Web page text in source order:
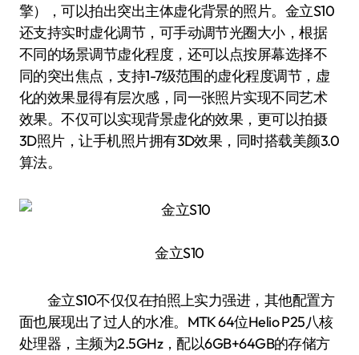
擎），可以拍出突出主体虚化背景的照片。金立S10
还支持实时虚化调节，可手动调节光圈大小，根据
不同的场景调节虚化程度，还可以点按屏幕选择不
同的突出焦点，支持1-7级范围的虚化程度调节，虚
化的效果显得有层次感，同一张照片实现不同艺术
效果。不仅可以实现背景虚化的效果，更可以拍摄
3D照片，让手机照片拥有3D效果，同时搭载美颜3.0
算法。
金立S10
金立S10不仅仅在拍照上实力强进，其他配置方
面也展现出了过人的水准。MTK 64位Helio P25八核
处理器，主频为2.5GHz，配以6GB+64GB的存储方